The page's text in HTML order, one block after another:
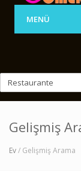
MENÜ
Gelişmiş
Ev/ Gelişmiş Arama